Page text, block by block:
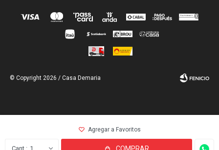
1
© Copyright 2026 / Casa Demaria